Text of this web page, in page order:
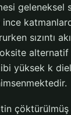
geleneksel
sızıntı
yüksek k